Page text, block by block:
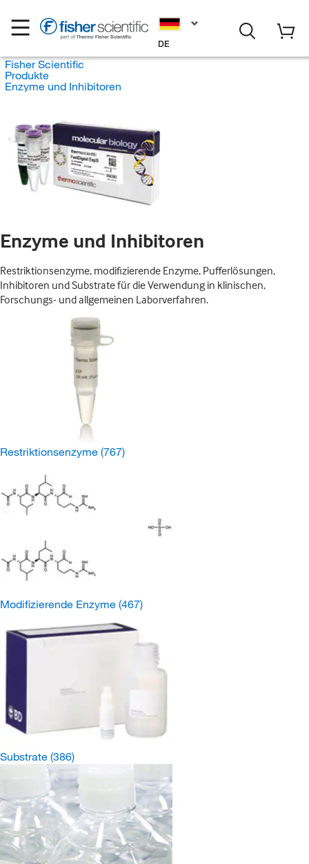
DE
Fisher Scientific
Produkte
Enzyme und Inhibitoren
Enzyme und Inhibitoren
Restriktionsenzyme, modifizierende Enzyme, Pufferlösungen,
Inhibitoren und Substrate für die Verwendung in klinischen,
Forschungs- und allgemeinen Laborverfahren.
Restriktionsenzyme (767)
Modifizierende Enzyme (467)
Substrate (386)